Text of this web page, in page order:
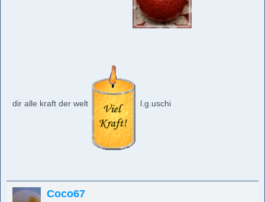
dir alle kraft der welt l.g.uschi
Coco67